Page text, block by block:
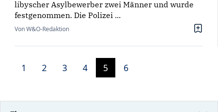
libyscher Asylbewerber zwei Männer und wurde
festgenommen. Die Polizei ...
Von W&O-Redaktion
1 2 3 4 5 6